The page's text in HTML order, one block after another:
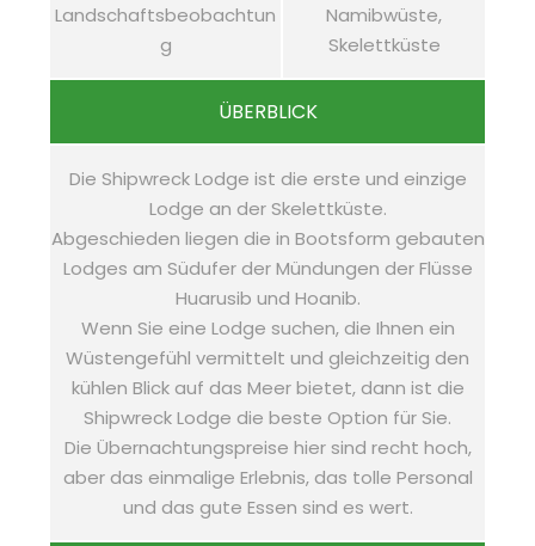
Landschaftsbeobachtun
g
Namibwüste,
Skelettküste
ÜBERBLICK
Die Shipwreck Lodge ist die erste und einzige
Lodge an der Skelettküste.
Abgeschieden liegen die in Bootsform gebauten
Lodges am Südufer der Mündungen der Flüsse
Huarusib und Hoanib.
Wenn Sie eine Lodge suchen, die Ihnen ein
Wüstengefühl vermittelt und gleichzeitig den
kühlen Blick auf das Meer bietet, dann ist die
Shipwreck Lodge die beste Option für Sie.
Die Übernachtungspreise hier sind recht hoch,
aber das einmalige Erlebnis, das tolle Personal
und das gute Essen sind es wert.